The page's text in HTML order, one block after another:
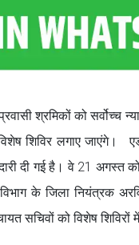
श्रमिकों को सर्वोच्च
शिविर लगाए जाएंगे।
दी गई है। वे 21
विभाग के जिला नियंत्रक
सचिवों को विशेष